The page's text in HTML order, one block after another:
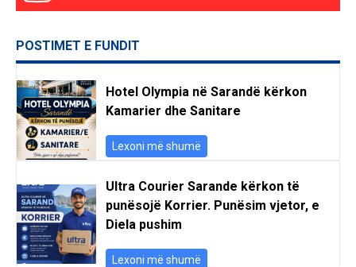
POSTIMET E FUNDIT
Hotel Olympia në Sarandë kërkon
Kamarier dhe Sanitare
Lexoni më shumë
Ultra Courier Sarande kërkon të
punësojë Korrier. Punësim vjetor, e
Diela pushim
Lexoni më shumë